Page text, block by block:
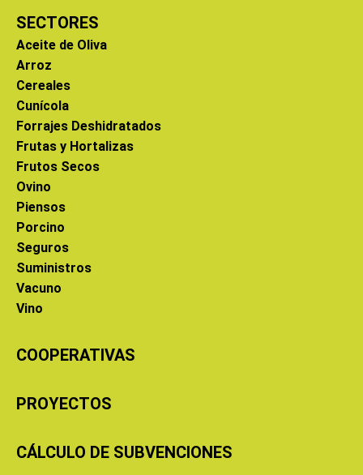
SECTORES
Aceite de Oliva
Arroz
Cereales
Cunícola
Forrajes Deshidratados
Frutas y Hortalizas
Frutos Secos
Ovino
Piensos
Porcino
Seguros
Suministros
Vacuno
Vino
COOPERATIVAS
PROYECTOS
CÁLCULO DE SUBVENCIONES